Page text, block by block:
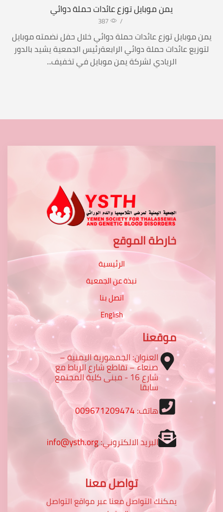
يمن موبايل توزع عائدات حملة دوائي
/
387
يمن موبايل توزع عائدات حملة دوائي خلال حفل نضمته موبايل
لتوزيع عائدات حملة دوائي الرابعةرئيس الجمعية يشيد بالدور
الريادي لشركة يمن موبايل في تخفيف...
خارطة الموقع
الرئيسية
نبذة عن الجمعية
اتصل بنا
English
موقعنا
العنوان: الجمهورية اليمنية –
صنعاء – تقاطع شارع الرباط مع
شارع 16 - مبنى كلية المجتمع
سابقا
هاتف:009671209474
البريد الالكتروني:info@ysth.org
تواصل معنا
يمكنك التواصل معنا عبر مواقع التواصل